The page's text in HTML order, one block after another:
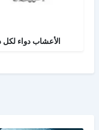
الأعشاب دواء لكل